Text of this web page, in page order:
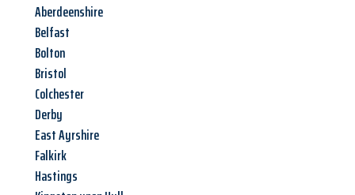
Aberdeenshire
Belfast
Bolton
Bristol
Colchester
Derby
East Ayrshire
Falkirk
Hastings